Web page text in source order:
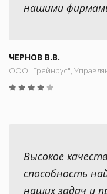
нашими
ЧЕРНОВ В.В.
ООО "Грейнрус",
Высокое
способность
наших задач и